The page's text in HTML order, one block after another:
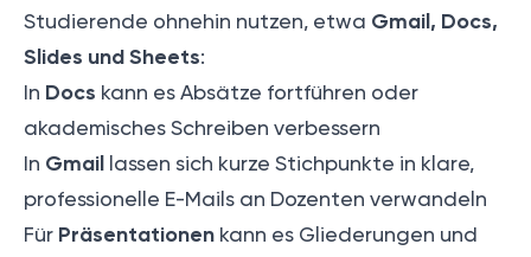
Studierende ohnehin nutzen, etwa Gmail, Docs,
Slides und Sheets:
In Docs kann es Absätze fortführen oder
akademisches Schreiben verbessern
In Gmail lassen sich kurze Stichpunkte in klare,
professionelle E-Mails an Dozenten verwandeln
Für Präsentationen kann es Gliederungen und